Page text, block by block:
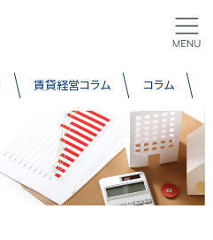
賃貸経営コラム
コラム